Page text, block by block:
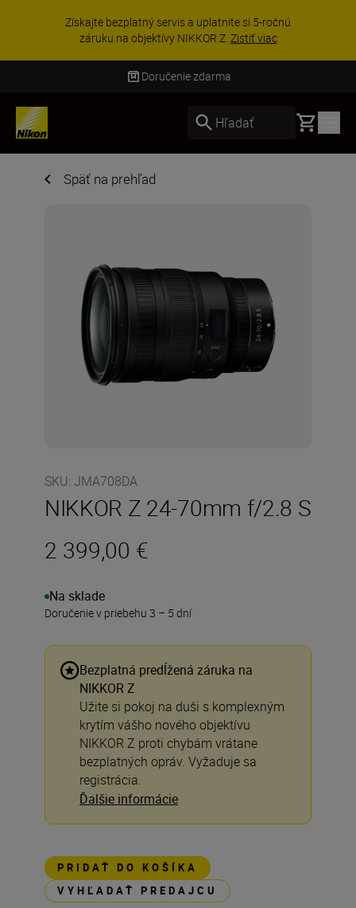
UŠETRI NA PRÍSLUŠENSTVE |
vybranom príslušenstve a
výbavu ešte dne...
Doručenie zdarma
Hľadať Basket
Späť na prehľad
SKU: JMA708DA
NIKKOR Z 24-70mm f/2.8 S
2 399,00 €
Na sklade
Doručenie v priebehu 3 – 5 dní
Bezplatná predĺžená záruka na
NIKKOR Z
Užite si pokoj na duši s komplexným
krytím vášho nového objektívu
NIKKOR Z proti chybám vrátane
bezplatných opráv. Vyžaduje sa
registrácia.
Ďalšie informácie
PRIDAŤ DO KOŠÍKA
VYHĽADAŤ PREDAJCU